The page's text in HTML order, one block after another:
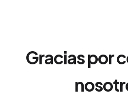
Gracias por